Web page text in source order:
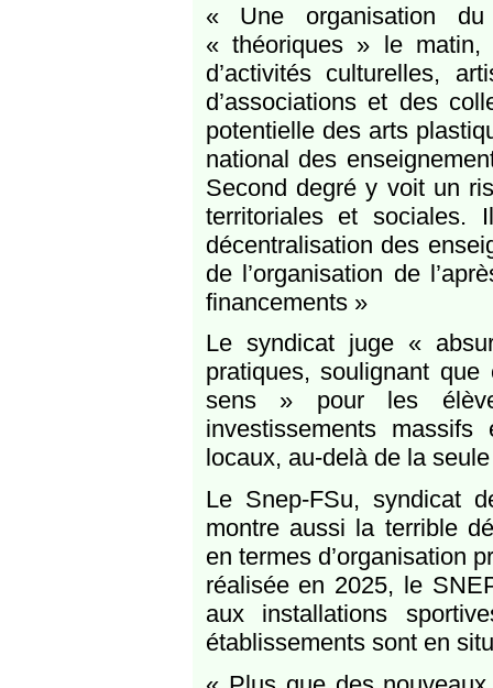
« Une organisation
« théoriques » le matin,
d’activités culturelles,
d’associations et des
potentielle des arts
national des
Second degré y voit un
territoriales et sociales.
décentralisation des
de l’organisation de
financements »
Le syndicat juge «
pratiques, soulignant
sens » pour les
investissements
locaux, au-delà de la
Le Snep-FSu, syndicat
montre aussi la terrible
en termes d’organisation
réalisée en 2025, le
aux installations
établissements sont en